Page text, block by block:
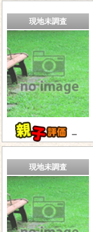
現地未調査
－
現地未調査